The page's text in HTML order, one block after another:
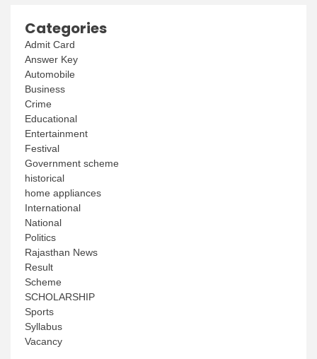
Categories
Admit Card
Answer Key
Automobile
Business
Crime
Educational
Entertainment
Festival
Government scheme
historical
home appliances
International
National
Politics
Rajasthan News
Result
Scheme
SCHOLARSHIP
Sports
Syllabus
Vacancy